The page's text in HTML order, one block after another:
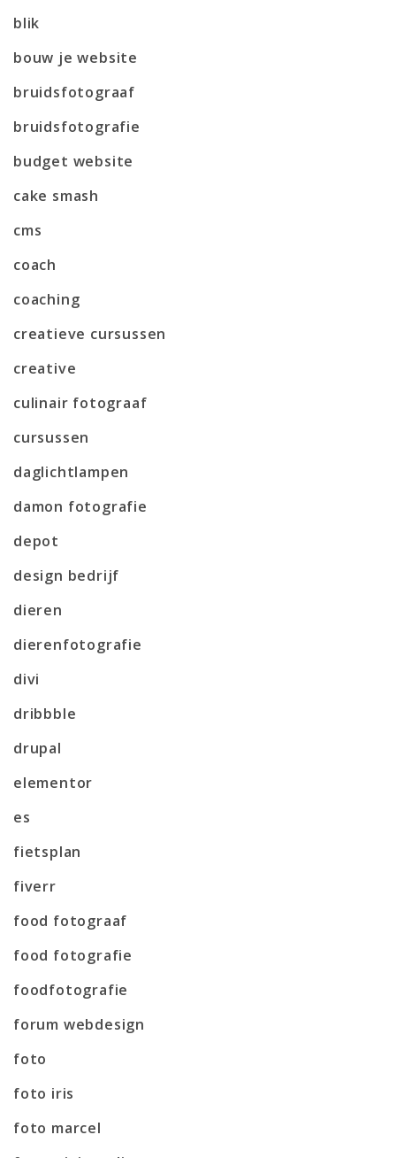
blik
bouw je website
bruidsfotograaf
bruidsfotografie
budget website
cake smash
cms
coach
coaching
creatieve cursussen
creative
culinair fotograaf
cursussen
daglichtlampen
damon fotografie
depot
design bedrijf
dieren
dierenfotografie
divi
dribbble
drupal
elementor
es
fietsplan
fiverr
food fotograaf
food fotografie
foodfotografie
forum webdesign
foto
foto iris
foto marcel